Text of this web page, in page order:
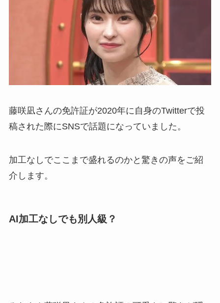
藤咲凪さんの免許証が2020年に自身のTwitterで投
稿された際にSNSで話題になっていました。
加工なしでここまで盛れるのかと驚きの声をご紹
介します。
AI加工なしでも別人級？